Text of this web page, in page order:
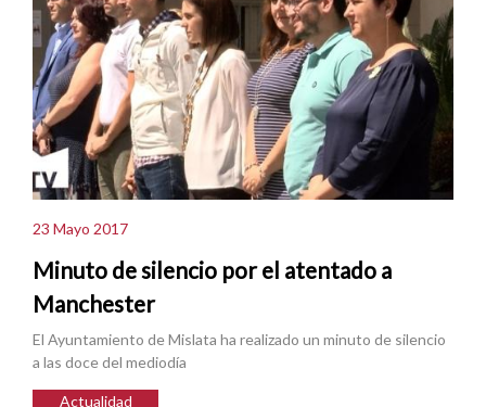
23 Mayo 2017
Minuto de silencio por el atentado a
Manchester
El Ayuntamiento de Mislata ha realizado un minuto de silencio
a las doce del mediodía
Actualidad